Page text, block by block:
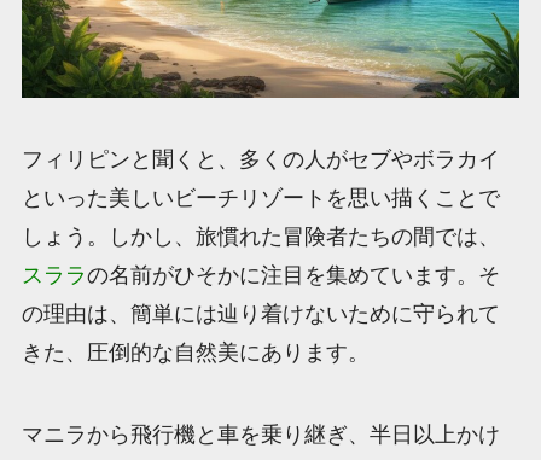
フィリピンと聞くと、多くの人がセブやボラカイ
といった美しいビーチリゾートを思い描くことで
しょう。しかし、旅慣れた冒険者たちの間では、
スララの名前がひそかに注目を集めています。そ
の理由は、簡単には辿り着けないために守られて
きた、圧倒的な自然美にあります。
マニラから飛行機と車を乗り継ぎ、半日以上かけ